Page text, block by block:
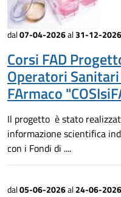
dal07-04-2026al31-12-2026
Corsi FAD
Operatori
FArmaco
Il progetto è stato
informazione scientifica
con i Fondi di ....
dal05-06-2026al24-06-2026